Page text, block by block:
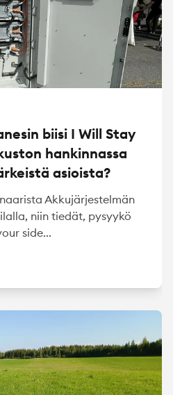
biisi I Will Stay
hankinnassa
asioista?
Akkujärjestelmän
niin tiedät, pysyykö
side...